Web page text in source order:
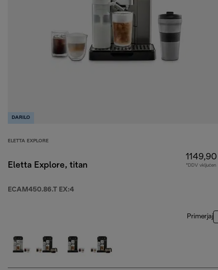
DARILO
ELETTA EXPLORE
Eletta Explore, titan
ECAM450.86.T EX:4
*DDV vključen
Primerjaj